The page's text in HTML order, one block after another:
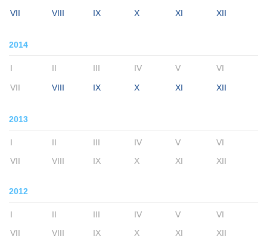
VII VIII IX X XI XII
2014
I II III IV V VI
VII VIII IX X XI XII
2013
I II III IV V
VI
VII
VIII IX X XI XII
2012
I II III IV V
VI
VII
VIII IX X XI XII